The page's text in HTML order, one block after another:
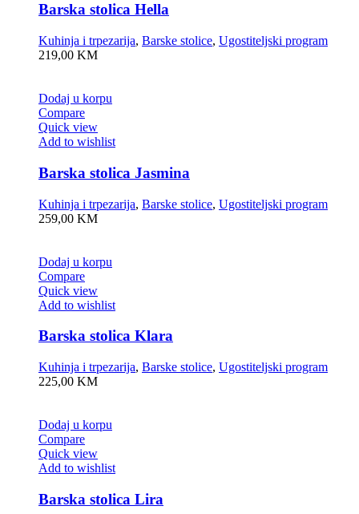
Barska stolica Hella
Kuhinja i trpezarija, Barske stolice, Ugostiteljski program
219,00 KM
Dodaj u korpu
Compare
Quick view
Add to wishlist
Barska stolica Jasmina
Kuhinja i trpezarija, Barske stolice, Ugostiteljski program
259,00 KM
Dodaj u korpu
Compare
Quick view
Add to wishlist
Barska stolica Klara
Kuhinja i trpezarija, Barske stolice, Ugostiteljski program
225,00 KM
Dodaj u korpu
Compare
Quick view
Add to wishlist
Barska stolica Lira